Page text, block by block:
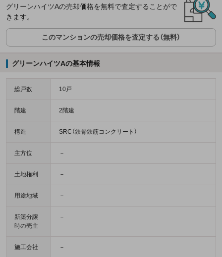
グリーンハイツAの売却価格を無料で査定することがで
きます。
このマンションの売却価格を査定する（無料）
グリーンハイツAの基本情報
総戸数 10戸
階建 2階建
構造 SRC（鉄骨鉄筋コンクリート）
主方位 －
土地権利 －
用途地域 －
新築分譲
時の売主
－
施工会社 －